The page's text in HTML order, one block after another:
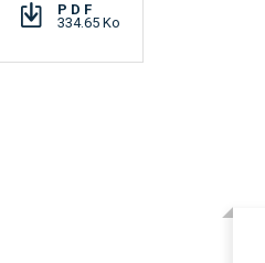
PDF
334.65 Ko